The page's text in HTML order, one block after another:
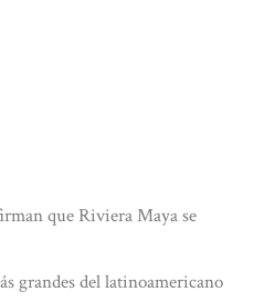
que Riviera Maya se
grandes del latinoamericano